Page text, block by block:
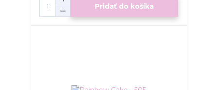
Pridať do košíka